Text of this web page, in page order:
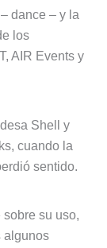
dance – y la
los
AIR Events y
Shell y
cuando la
sentido.
su uso,
algunos